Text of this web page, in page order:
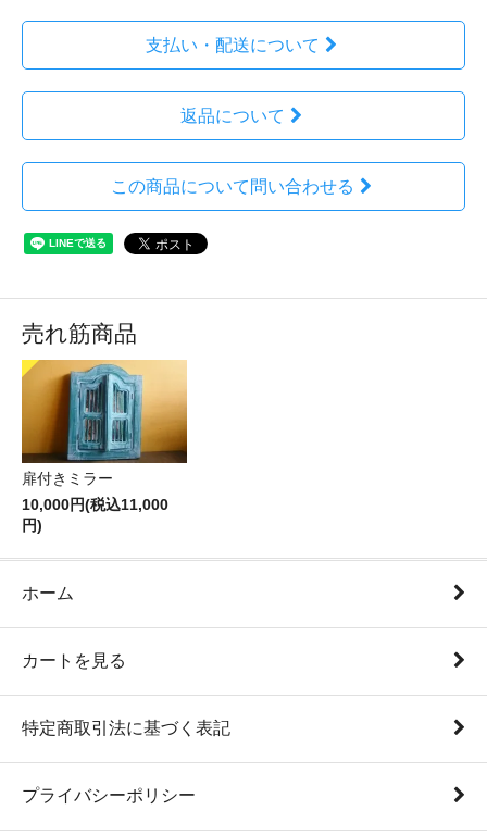
支払い・配送について
返品について
この商品について問い合わせる
売れ筋商品
扉付きミラー
10,000円(税込11,000
円)
ホーム
カートを見る
特定商取引法に基づく表記
プライバシーポリシー